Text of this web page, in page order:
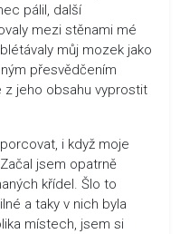
pálil, další
mezi stěnami mé
můj mozek jako
přesvědčením
z jeho obsahu vyprostit
i když moje
jsem opatrně
křídel. Šlo to
a taky v nich byla
místech, jsem si